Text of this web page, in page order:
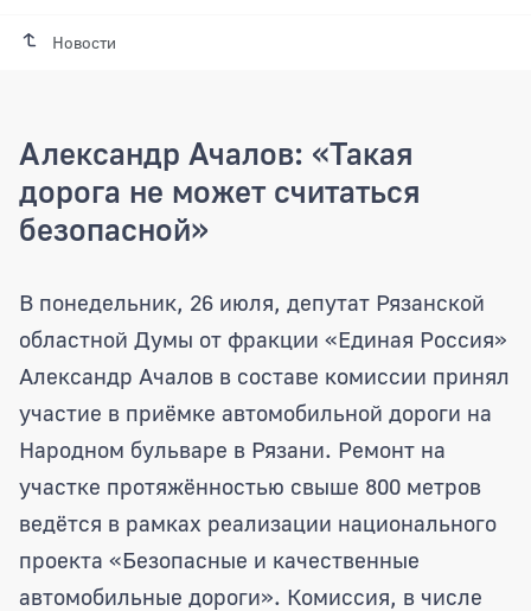
Новости
Александр Ачалов: «Такая
дорога не может считаться
безопасной»
Александр Ачалов: «Такая дорога не
В понедельник, 26 июля, депутат Рязанской
областной Думы от фракции «Единая Россия»
Александр Ачалов в составе комиссии принял
участие в приёмке автомобильной дороги на
Народном бульваре в Рязани. Ремонт на
участке протяжённостью свыше 800 метров
ведётся в рамках реализации национального
проекта «Безопасные и качественные
автомобильные дороги». Комиссия, в числе